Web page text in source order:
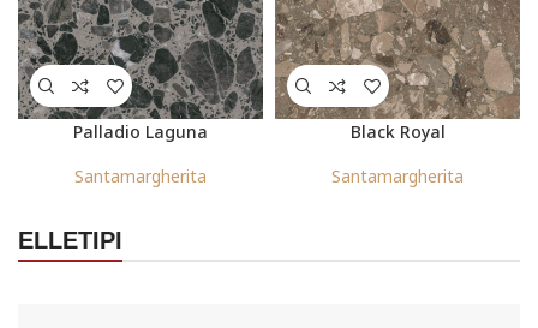
Palladio Laguna
Santamargherita
Black Royal
Santamargherita
ELLETIPI